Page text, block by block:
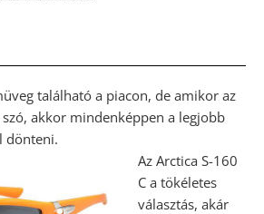
található a piacon, de amikor az
akkor mindenképpen a legjobb
dönteni.
Az Arctica S-160
C a tökéletes
választás, akár